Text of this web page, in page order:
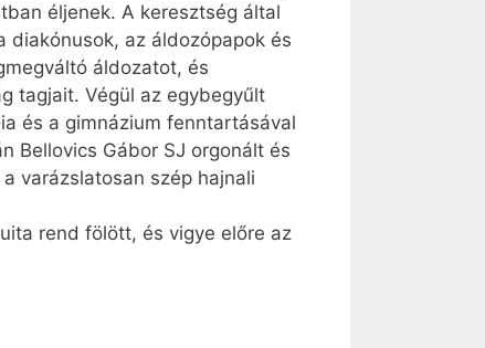
éljenek. A keresztség által
diakónusok, az áldozópapok és
áldozatot, és
tagjait. Végül az egybegyűlt
és a gimnázium fenntartásával
Bellovics Gábor SJ orgonált és
varázslatosan szép hajnali
rend fölött, és vigye előre az